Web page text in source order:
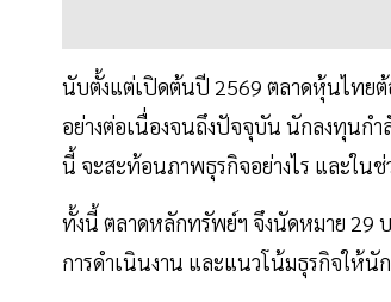
นับตั้งแต่เปิดต้นปี 2569 ตลาดหุ้นไทยต้
อย่างต่อเนื่องจนถึงปัจจุบัน นักลงทุนก
นี้ จะสะท้อนภาพธุรกิจอย่างไร และใน
ทั้งนี้ ตลาดหลักทรัพย์ฯ จึงนัดหมาย 29
การดำเนินงาน และแนวโน้มธุรกิจให้นั